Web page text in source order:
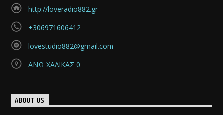
http://loveradio882.gr
+306971606412
lovestudio882@gmail.com
ΑΝΩ ΧΑΛΙΚΑΣ 0
ABOUT US